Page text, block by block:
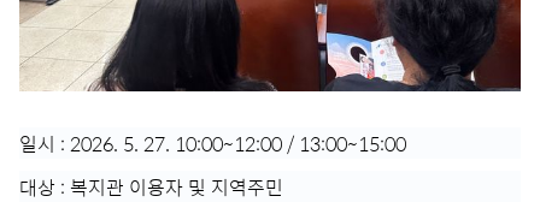
일시 : 2026. 5. 27. 10:00~12:00 / 13:00~15:00
대상 : 복지관 이용자 및 지역주민